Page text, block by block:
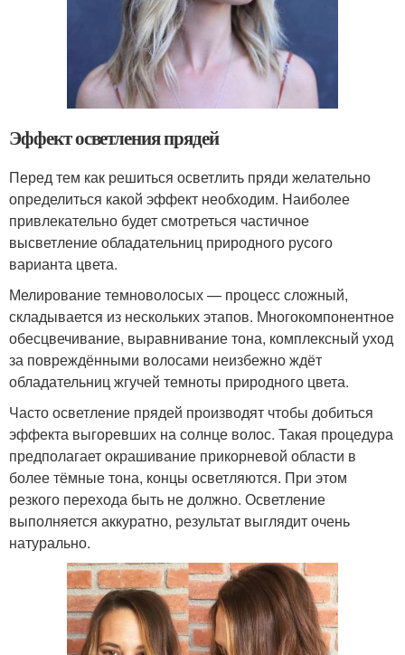
Эффект осветления прядей
Перед тем как решиться осветлить пряди желательно
определиться какой эффект необходим. Наиболее
привлекательно будет смотреться частичное
высветление обладательниц природного русого
варианта цвета.
Мелирование темноволосых — процесс сложный,
складывается из нескольких этапов. Многокомпонентное
обесцвечивание, выравнивание тона, комплексный уход
за повреждёнными волосами неизбежно ждёт
обладательниц жгучей темноты природного цвета.
Часто осветление прядей производят чтобы добиться
эффекта выгоревших на солнце волос. Такая процедура
предполагает окрашивание прикорневой области в
более тёмные тона, концы осветляются. При этом
резкого перехода быть не должно. Осветление
выполняется аккуратно, результат выглядит очень
натурально.